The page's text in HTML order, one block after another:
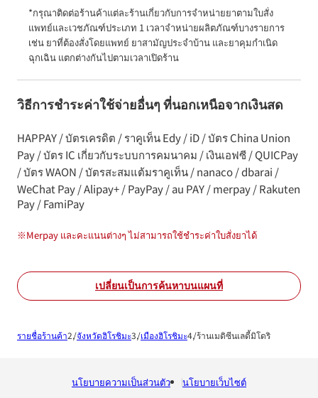
*กรุณาติดต่อร้านค้าแต่ละร้านเกี่ยวกับการจำหน่ายยาตามใบสั่ง
แพทย์และเวชภัณฑ์ประเภท 1 เวลาจำหน่ายผลิตภัณฑ์บางรายการ
เช่น ยาที่ต้องสั่งโดยแพทย์ ยาสามัญประจำบ้าน และยาคุมกำเนิด
ฉุกเฉิน แตกต่างกันไปตามเวลาเปิดร้าน
วิธีการชำระค่าใช้จ่ายอื่นๆ ที่นอกเหนือจากเงินสด
HAPPAY / บัตรเครดิต / ราคูเท็น Edy / iD / บัตร China Union
Pay / บัตร IC เกี่ยวกับระบบการคมนาคม / เงินเอฟซี / QUICPay
/ บัตร WAON / บัตรสะสมแต้มราคูเท็น / nanaco / dbarai /
WeChat Pay / Alipay+ / PayPay / au PAY / merpay / Rakuten
Pay / FamiPay
※Merpay และคะแนนต่างๆ ไม่สามารถใช้ชำระค่าใบสั่งยาได้
เปลี่ยนเป็นการค้นหาบนแผนที่
รายชื่อร้านค้า จังหวัดฮิโรชิมะ เมืองฮิโรชิมะ ร้านเมดิซีนเลดี้มิโดริ
นโยบายความเป็นส่วนตัว นโยบายเว็บไซต์